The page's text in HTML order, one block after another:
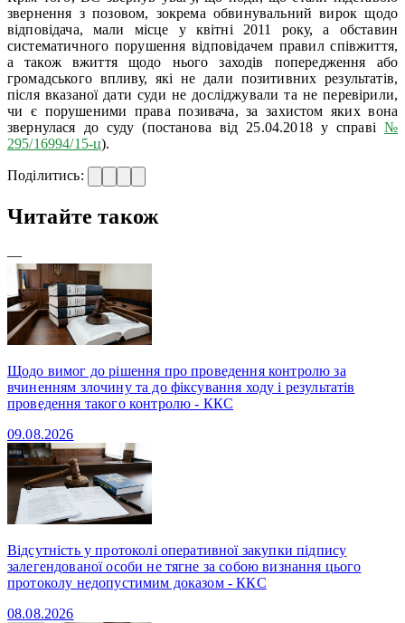
звернення з позовом, зокрема обвинувальний вирок щодо
відповідача, мали місце у квітні 2011 року, а обставин
систематичного порушення відповідачем правил співжиття,
а також вжиття щодо нього заходів попередження або
громадського впливу, які не дали позитивних результатів,
після вказаної дати суди не досліджували та не перевірили,
чи є порушеними права позивача, за захистом яких вона
звернулася до суду (постанова від 25.04.2018 у справі №
295/16994/15-ц).
Поділитись:
Читайте також
—
Щодо вимог до рішення про проведення контролю за
вчиненням злочину та до фіксування ходу і результатів
проведення такого контролю - ККС
09.08.2026
Відсутність у протоколі оперативної закупки підпису
залегендованої особи не тягне за собою визнання цього
протоколу недопустимим доказом - ККС
08.08.2026